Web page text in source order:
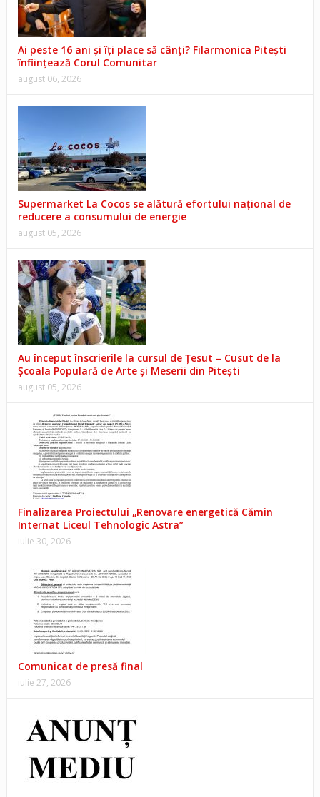
Ai peste 16 ani și îți place să cânți? Filarmonica Pitești
înființează Corul Comunitar
august 06, 2026
Supermarket La Cocos se alătură efortului național de
reducere a consumului de energie
august 05, 2026
Au început înscrierile la cursul de Țesut – Cusut de la
Școala Populară de Arte și Meserii din Pitești
august 05, 2026
Finalizarea Proiectului „Renovare energetică Cămin
Internat Liceul Tehnologic Astra”
iulie 30, 2026
Comunicat de presă final
iulie 27, 2026